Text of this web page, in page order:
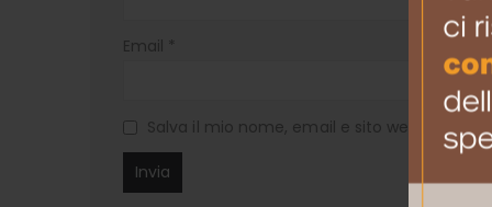
Email *
Salva il mio nome, email e sito web in